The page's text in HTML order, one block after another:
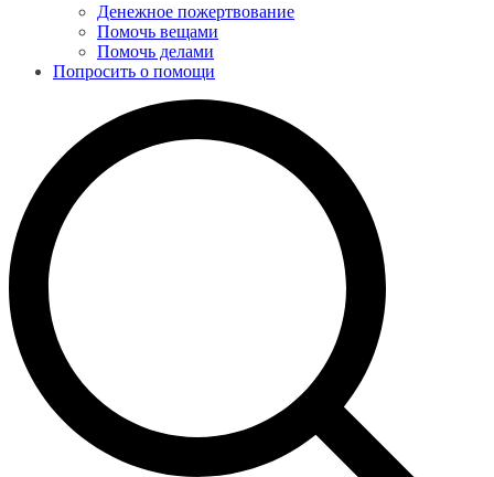
Денежное пожертвование
Помочь вещами
Помочь делами
Попросить о помощи